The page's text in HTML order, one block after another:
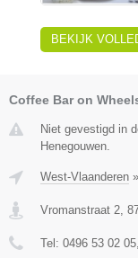
BEKIJK
Coffee Bar on
Niet gevestigd in
Henegouwen.
West-Vlaanderen »
Vromanstraat 2
Tel: 0496 53 02 05